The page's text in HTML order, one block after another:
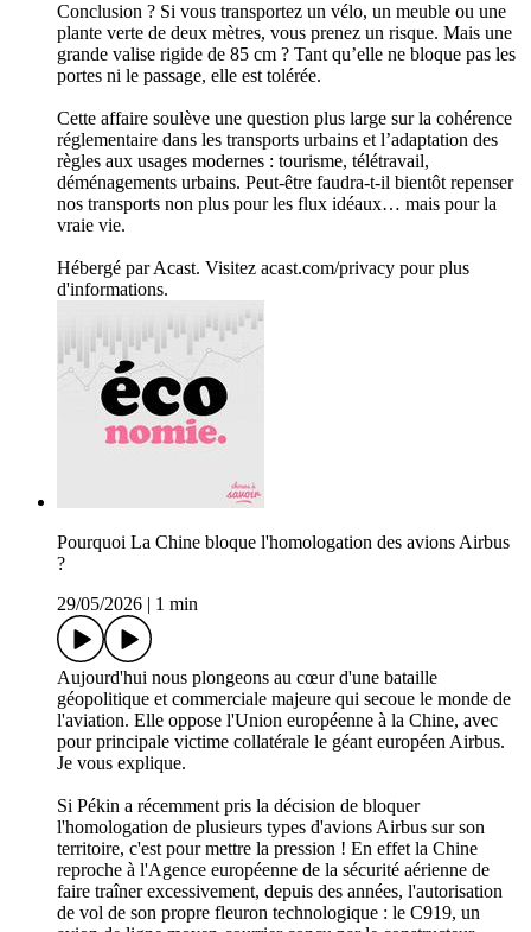
Conclusion ? Si vous transportez un vélo, un meuble ou une
plante verte de deux mètres, vous prenez un risque. Mais une
grande valise rigide de 85 cm ? Tant qu’elle ne bloque pas les
portes ni le passage, elle est tolérée.
Cette affaire soulève une question plus large sur la cohérence
réglementaire dans les transports urbains et l’adaptation des
règles aux usages modernes : tourisme, télétravail,
déménagements urbains. Peut-être faudra-t-il bientôt repenser
nos transports non plus pour les flux idéaux… mais pour la
vraie vie.
Hébergé par Acast. Visitez acast.com/privacy pour plus
d'informations.
Pourquoi La Chine bloque l'homologation des avions Airbus
?
29/05/2026
1 min
Aujourd'hui nous plongeons au cœur d'une bataille
géopolitique et commerciale majeure qui secoue le monde de
l'aviation. Elle oppose l'Union européenne à la Chine, avec
pour principale victime collatérale le géant européen Airbus.
Je vous explique.
Si Pékin a récemment pris la décision de bloquer
l'homologation de plusieurs types d'avions Airbus sur son
territoire, c'est pour mettre la pression ! En effet la Chine
reproche à l'Agence européenne de la sécurité aérienne de
faire traîner excessivement, depuis des années, l'autorisation
de vol de son propre fleuron technologique : le C919, un